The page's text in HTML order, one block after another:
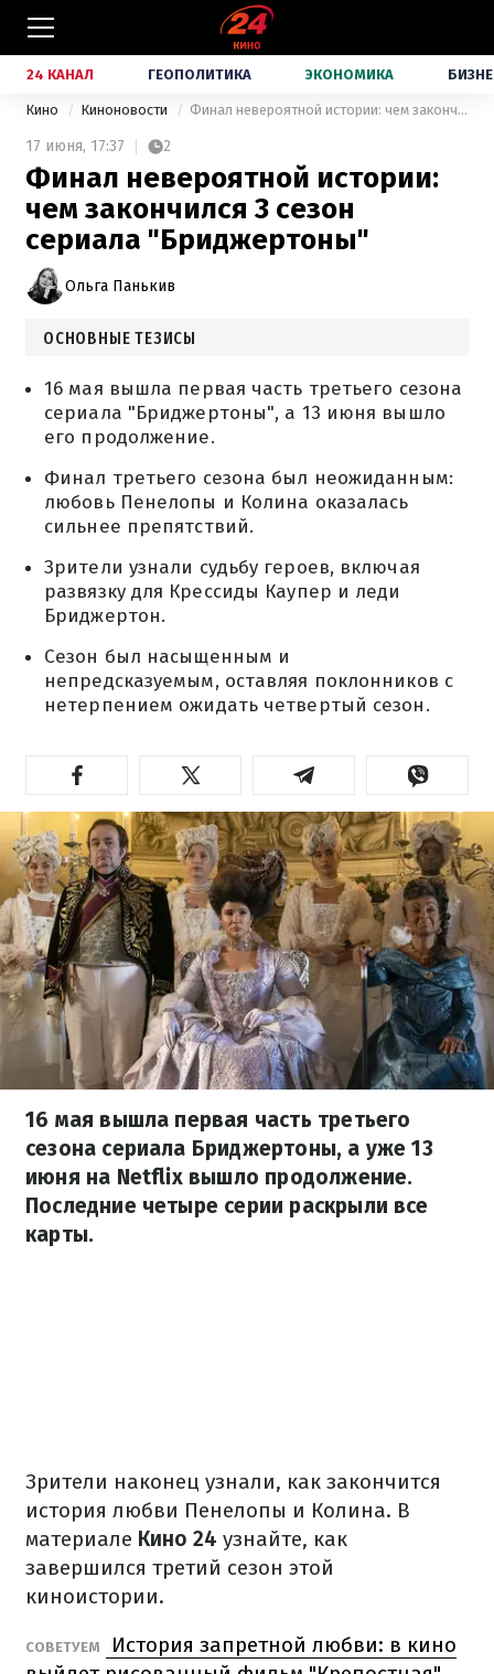
24 КАНАЛ ГЕОПОЛИТИКА ЭКОНОМИКА
Кино Киноновости Финал невероятной истории: чем закончился 3 сезон сериала "Бриджертоны"
17 июня, 17:37 2
Финал невероятной истории:
чем закончился 3 сезон
сериала "Бриджертоны"
Ольга Панькив
ОСНОВНЫЕ ТЕЗИСЫ
16 мая вышла первая часть третьего сезона
сериала "Бриджертоны", а 13 июня вышло
его продолжение.
Финал третьего сезона был неожиданным:
любовь Пенелопы и Колина оказалась
сильнее препятствий.
Зрители узнали судьбу героев, включая
развязку для Крессиды Каупер и леди
Бриджертон.
Сезон был насыщенным и
непредсказуемым, оставляя поклонников с
нетерпением ожидать четвертый сезон.
16 мая вышла первая часть третьего
сезона сериала Бриджертоны, а уже 13
июня на Netflix вышло продолжение.
Последние четыре серии раскрыли все
карты.
Зрители наконец узнали, как закончится
история любви Пенелопы и Колина. В
материале Кино 24 узнайте, как
завершился третий сезон этой
киноистории.
СОВЕТУЕМ
История запретной любви: в кино